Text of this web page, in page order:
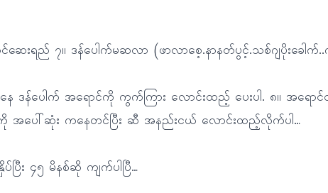
ဆေးရည် ၇။ ဒန်ပေါက်မဆလာ (ဖာလာစေ့.နာနတ်ပွင့်.သစ်ဂျပိုးခေါက်
နေ ဒန်ပေါက် အရောင်ကို ကွက်ကြား လောင်းထည့် ပေးပါ. ၈။ အရော
အပေါ်ဆုံး ကနေတင်ပြီး ဆီ အနည်းငယ် လောင်းထည့်လိုက်ပါ…
ပြီး ၄၅ မိနစ်ဆို ကျက်ပါပြီ…